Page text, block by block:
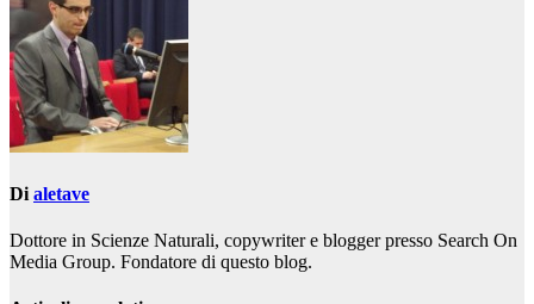
Di aletave
Dottore in Scienze Naturali, copywriter e blogger presso Search On
Media Group. Fondatore di questo blog.